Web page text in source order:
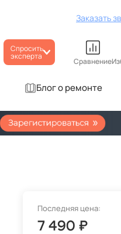
Заказать
Спросить
эксперта Сравнение
Блог о ремонте
Последняя цена:
7 490 ₽